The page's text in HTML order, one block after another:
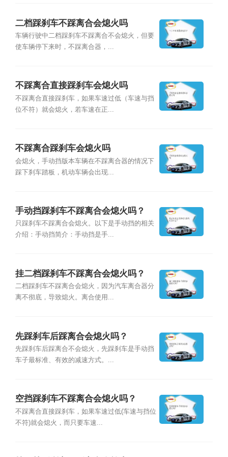
二档踩刹车不踩离合会熄火吗
车辆行驶中二档踩刹车不踩离合不会熄火，但要
使车辆停下来时，不踩离合器，...
不踩离合直接踩刹车会熄火吗
不踩离合直接踩刹车，如果车速过低（车速与挡
位不符）就会熄火，若车速在正...
不踩离合踩刹车会熄火吗
会熄火，手动挡版本车辆在不踩离合器的情况下
踩下刹车踏板，机动车辆会出现...
手动挡踩刹车不踩离合会熄火吗？
只踩刹车不踩离合会熄火。以下是手动挡的相关
介绍：手动挡简介：手动挡是手...
挂二档踩刹车不踩离合会熄火吗？
二档踩刹车不踩离合会熄火，因为汽车离合器分
离不彻底，导致熄火。离合使用...
先踩刹车后踩离合会熄火吗？
先踩刹车后踩离合不会熄火，先踩刹车是手动挡
车子最标准、有效的减速方式。...
空挡踩刹车不踩离合会熄火吗？
不踩离合直接踩刹车，如果车速过低(车速与挡位
不符)就会熄火，而只要车速...